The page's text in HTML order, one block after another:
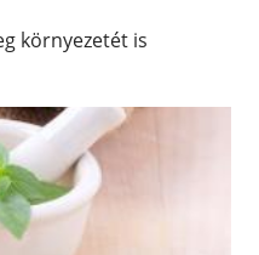
környezetét is